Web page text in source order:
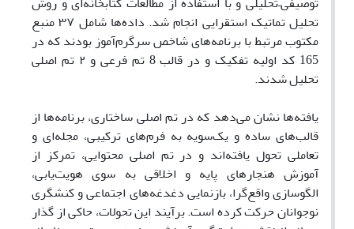
تحلیل تماتیک استقرایی انجام شد. داده‌ها شامل ۳۷ منبع
مکتوب مرتبط با برنامه‌های شاخص سرگرم‌آموز بودند که در
165 کد اولیه تفکیک و در قالب 8 تم فرعی و ۲ تم اصلی
تحلیل شدند.
یافته‌ها نشان می‌دهد که در تم اصلی ساختاری، برنامه‌ها از
قالب‌های ساده و یک‌سویه به فرم‌های ترکیبی، مجله‌ای و
تعاملی تحول یافته‌اند و در تم اصلی محتوایی، تمرکز از
آموزش هنجارهای پایه و اخلاقی به سوی هویت‌یابی،
الگوسازی واقع‌گرا، بازنمایی دغدغه‌های اجتماعی و کنشگری
نوجوانان حرکت کرده است. برآیند این تحولات، حاکی از گذار